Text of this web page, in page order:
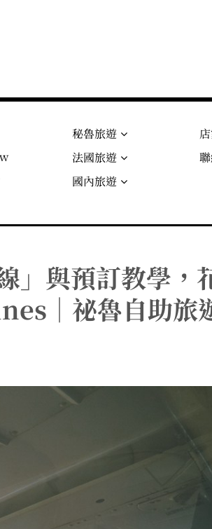
秘魯旅遊
法國旅遊
國內旅遊
」與預訂教學，
｜祕魯自助旅